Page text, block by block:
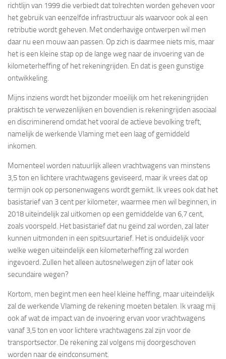
richtlijn van 1999 die verbiedt dat tolrechten worden geheven voor
het gebruik van eenzelfde infrastructuur als waarvoor ook al een
retributie wordt geheven. Met onderhavige ontwerpen wil men
daar nu een mouw aan passen. Op zich is daarmee niets mis, maar
het is een kleine stap op de lange weg naar de invoering van de
kilometerheffing of het rekeningrijden. En dat is geen gunstige
ontwikkeling.
Mijns inziens wordt het bijzonder moeilijk om het rekeningrijden
praktisch te verwezenlijken en bovendien is rekeningrijden asociaal
en discriminerend omdat het vooral de actieve bevolking treft,
namelijk de werkende Vlaming met een laag of gemiddeld
inkomen.
Momenteel worden natuurlijk alleen vrachtwagens van minstens
3,5 ton en lichtere vrachtwagens geviseerd, maar ik vrees dat op
termijn ook op personenwagens wordt gemikt. Ik vrees ook dat het
basistarief van 3 cent per kilometer, waarmee men wil beginnen, in
2018 uiteindelijk zal uitkomen op een gemiddelde van 6,7 cent,
zoals voorspeld. Het basistarief dat nu geïnd zal worden, zal later
kunnen uitmonden in een spitsuurtarief. Het is onduidelijk voor
welke wegen uiteindelijk een kilometerheffing zal worden
ingevoerd. Zullen het alleen autosnelwegen zijn of later ook
secundaire wegen?
Kortom, men begint men een heel kleine heffing, maar uiteindelijk
zal de werkende Vlaming de rekening moeten betalen. Ik vraag mij
ook af wat de impact van de invoering ervan voor vrachtwagens
vanaf 3,5 ton en voor lichtere vrachtwagens zal zijn voor de
transportsector. De rekening zal volgens mij doorgeschoven
worden naar de eindconsument.